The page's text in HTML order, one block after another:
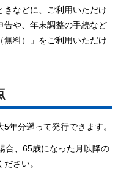
きなどに、ご利用いただけ
や、年末調整の手続など
料）
」をご利用いただけ
年分遡って発行できます。
合、65歳になった月以降の
さい。